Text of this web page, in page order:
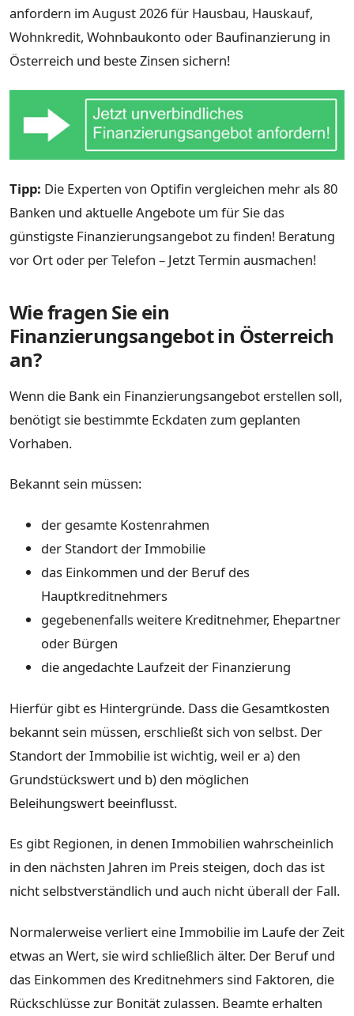
anfordern im August 2026 für Hausbau, Hauskauf,
Wohnkredit, Wohnbaukonto oder Baufinanzierung in
Österreich und beste Zinsen sichern!
Tipp: Die Experten von Optifin vergleichen mehr als 80
Banken und aktuelle Angebote um für Sie das
günstigste Finanzierungsangebot zu finden! Beratung
vor Ort oder per Telefon – Jetzt Termin ausmachen!
Wie fragen Sie ein
Finanzierungsangebot in Österreich
an?
Wenn die Bank ein Finanzierungsangebot erstellen soll,
benötigt sie bestimmte Eckdaten zum geplanten
Vorhaben.
Bekannt sein müssen:
der gesamte Kostenrahmen
der Standort der Immobilie
das Einkommen und der Beruf des
Hauptkreditnehmers
gegebenenfalls weitere Kreditnehmer, Ehepartner
oder Bürgen
die angedachte Laufzeit der Finanzierung
Hierfür gibt es Hintergründe. Dass die Gesamtkosten
bekannt sein müssen, erschließt sich von selbst. Der
Standort der Immobilie ist wichtig, weil er a) den
Grundstückswert und b) den möglichen
Beleihungswert beeinflusst.
Es gibt Regionen, in denen Immobilien wahrscheinlich
in den nächsten Jahren im Preis steigen, doch das ist
nicht selbstverständlich und auch nicht überall der Fall.
Normalerweise verliert eine Immobilie im Laufe der Zeit
etwas an Wert, sie wird schließlich älter. Der Beruf und
das Einkommen des Kreditnehmers sind Faktoren, die
Rückschlüsse zur Bonität zulassen. Beamte erhalten